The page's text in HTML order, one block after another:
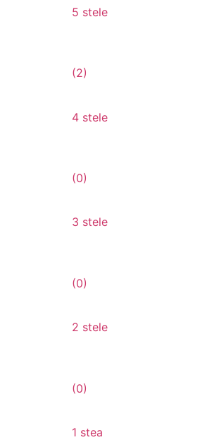
5 stele
(2)
4 stele
(0)
3 stele
(0)
2 stele
(0)
1 stea